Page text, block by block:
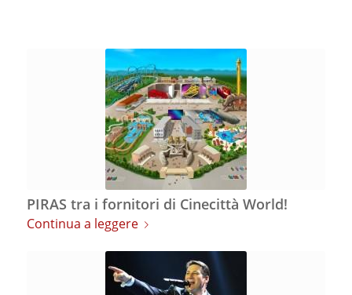
PIRAS tra i fornitori di Cinecittà World!
Continua a leggere